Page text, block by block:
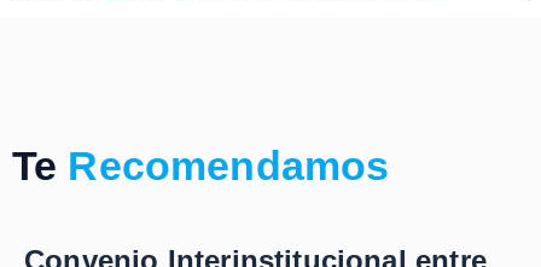
Te Recomendamos
Convenio Interinstitucional entre